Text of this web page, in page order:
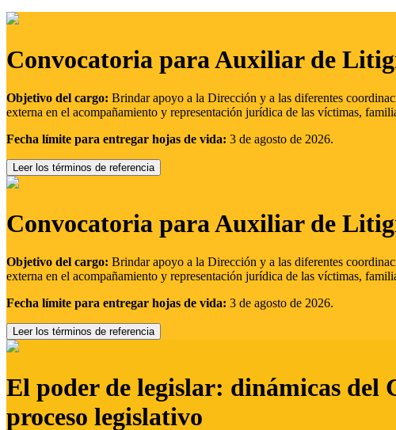
Convocatoria para Auxiliar de
Objetivo del cargo: Brindar apoyo a la Dirección y a las diferentes
externa en el acompañamiento y representación jurídica de las víctimas,
Fecha límite para entregar hojas de vida: 3 de agosto de 2026.
Leer los términos de referencia
Convocatoria para Auxiliar de
Objetivo del cargo: Brindar apoyo a la Dirección y a las diferentes
externa en el acompañamiento y representación jurídica de las víctimas,
Fecha límite para entregar hojas de vida: 3 de agosto de 2026.
Leer los términos de referencia
El poder de legislar: dinámicas del
proceso legislativo